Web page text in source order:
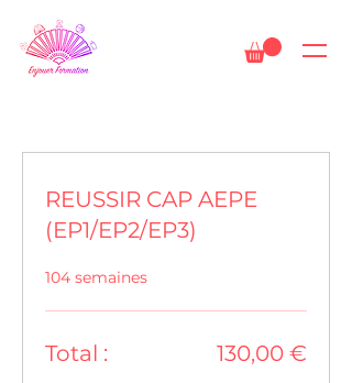
REUSSIR CAP AEPE
(EP1/EP2/EP3)
104 semaines
Total : 130,00 €